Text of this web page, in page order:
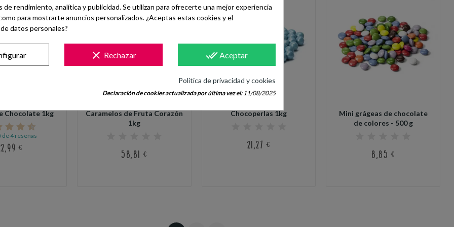
Chocolate 1kg
de 4 reseñas
€
Caramelos de Fruta Corazón
1kg
58,81 €
Chocoperlas 1kg
21,27 €
Mini grágeas de chocolate
de colores - 500 g
8,85 €
de rendimiento, analítica y publicidad. Se utilizan para ofrecerte una mejor experiencia
para mostrarte anuncios personalizados. ¿Aceptas estas cookies y el
datos personales?
clear Rechazar done_allAceptar
Política de privacidad y cookies
Declaración de cookies actualizada por última vez el:11/08/2025